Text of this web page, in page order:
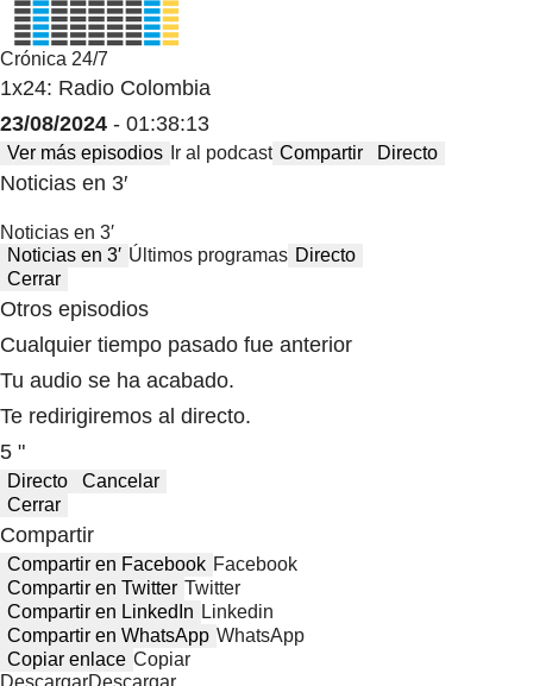
Crónica 24/7
1x24: Radio Colombia
23/08/2024 - 01:38:13
Ver más episodios Ir al podcast Compartir Directo
Noticias en 3′
Noticias en 3′
Noticias en 3′ Últimos programas Directo
Cerrar
Otros episodios
Cualquier tiempo pasado fue anterior
Tu audio se ha acabado.
Te redirigiremos al directo.
5 "
Directo
Cancelar
Cerrar
Compartir
Compartir en Facebook Facebook
Compartir en Twitter Twitter
Compartir en LinkedIn Linkedin
Compartir en WhatsApp WhatsApp
Copiar enlace Copiar
DescargarDescargar